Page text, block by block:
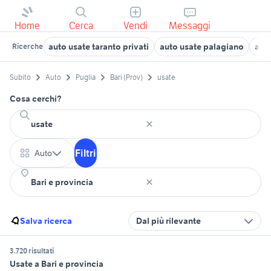
Home Cerca Vendi Messaggi
Ricerche auto usate taranto privati auto usate palagiano
Subito Auto Puglia Bari (Prov) usate
Cosa cerchi?
Auto Filtri
Salva ricerca Dal più rilevante
3.720 risultati
Usate a Bari e provincia